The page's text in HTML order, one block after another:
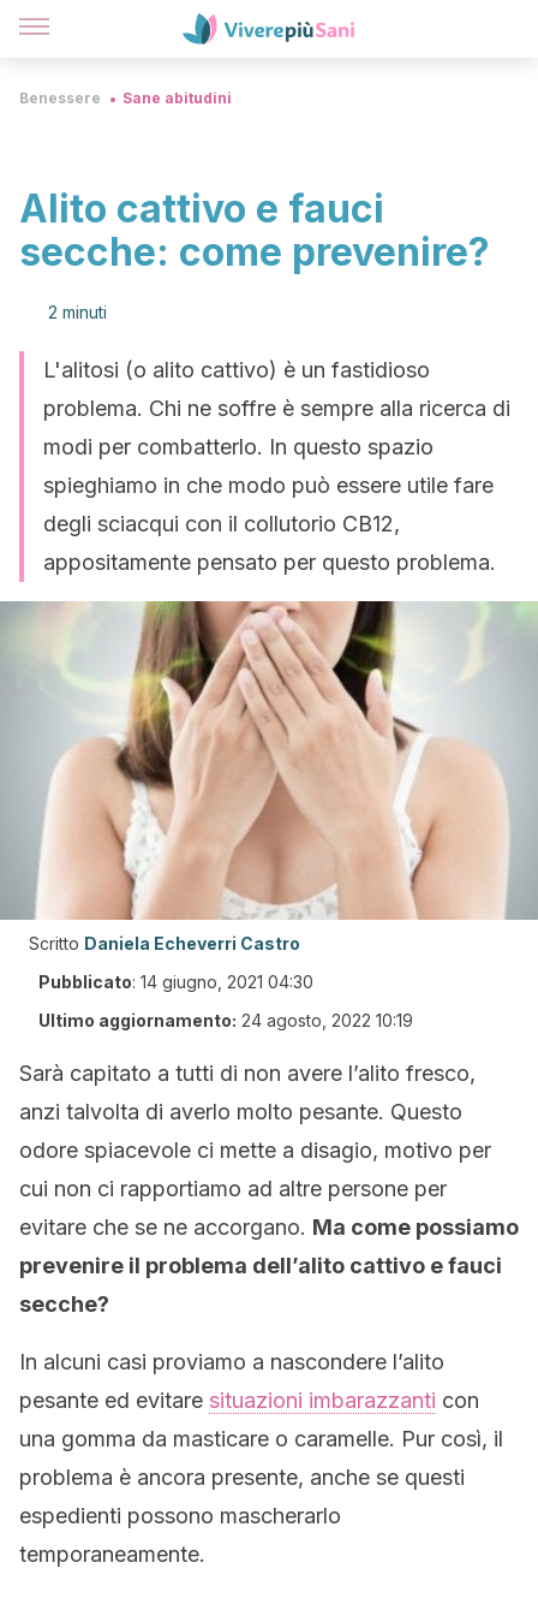
Benessere Sane abitudini
Alito cattivo e fauci
secche: come prevenire?
2 minuti
L'alitosi (o alito cattivo) è un fastidioso
problema. Chi ne soffre è sempre alla ricerca di
modi per combatterlo. In questo spazio
spieghiamo in che modo può essere utile fare
degli sciacqui con il collutorio CB12,
appositamente pensato per questo problema.
Scritto Daniela Echeverri Castro
Pubblicato: 14 giugno, 2021 04:30
Ultimo aggiornamento: 24 agosto, 2022 10:19
Sarà capitato a tutti di non avere l’alito fresco,
anzi talvolta di averlo molto pesante. Questo
odore spiacevole ci mette a disagio, motivo per
cui non ci rapportiamo ad altre persone per
evitare che se ne accorgano. Ma come possiamo
prevenire il problema dell’alito cattivo e fauci
secche?
In alcuni casi proviamo a nascondere l’alito
pesante ed evitare situazioni imbarazzanti con
una gomma da masticare o caramelle. Pur così, il
problema è ancora presente, anche se questi
espedienti possono mascherarlo
temporaneamente.